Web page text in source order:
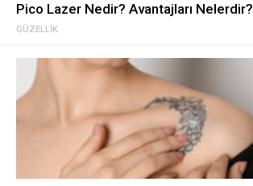
GÜZELLIK
Pico Lazer Nedir? Avantajları Nelerdir?